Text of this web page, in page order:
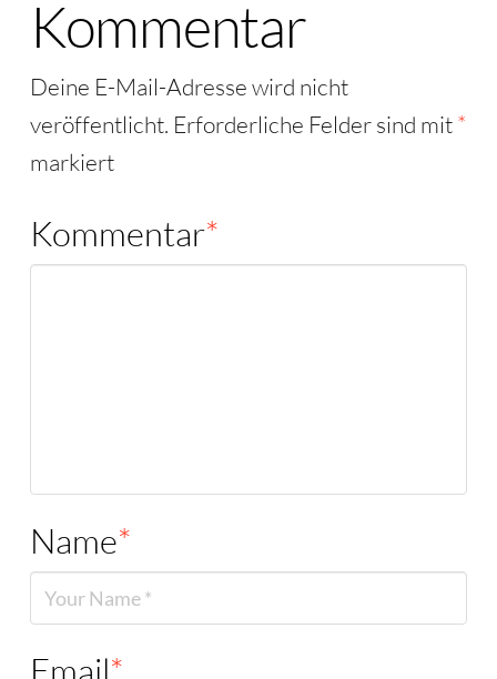
Kommentar
Deine E-Mail-Adresse wird nicht
veröffentlicht. Erforderliche Felder sind mit*
markiert
Kommentar*
Name*
Email*